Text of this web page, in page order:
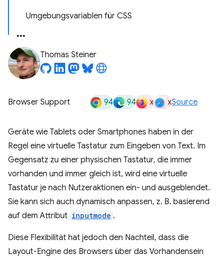
Umgebungsvariablen für CSS
Thomas Steiner
Browser Support 94 94 x xSource
Geräte wie Tablets oder Smartphones haben in der
Regel eine virtuelle Tastatur zum Eingeben von Text. Im
Gegensatz zu einer physischen Tastatur, die immer
vorhanden und immer gleich ist, wird eine virtuelle
Tastatur je nach Nutzeraktionen ein- und ausgeblendet.
Sie kann sich auch dynamisch anpassen, z. B. basierend
auf dem Attribut inputmode .
Diese Flexibilität hat jedoch den Nachteil, dass die
Layout-Engine des Browsers über das Vorhandensein